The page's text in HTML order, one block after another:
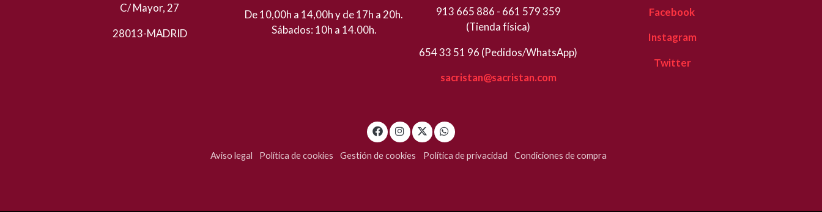
C/ Mayor, 27
28013-MADRID
De 10,00h a 14,00h y de 17h a 20h.
Sábados: 10h a 14.00h.
913 665 886 - 661 579 359
(Tienda física)
654 33 51 96 (Pedidos/WhatsApp)
sacristan@sacristan.com
Facebook
Instagram
Twitter
Aviso legal Política de cookies Gestión de cookies Política de privacidad Condiciones de compra